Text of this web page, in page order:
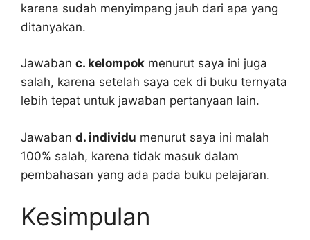
karena sudah menyimpang jauh dari apa yang
ditanyakan.
Jawaban c. kelompok menurut saya ini juga
salah, karena setelah saya cek di buku ternyata
lebih tepat untuk jawaban pertanyaan lain.
Jawaban d. individu menurut saya ini malah
100% salah, karena tidak masuk dalam
pembahasan yang ada pada buku pelajaran.
Kesimpulan